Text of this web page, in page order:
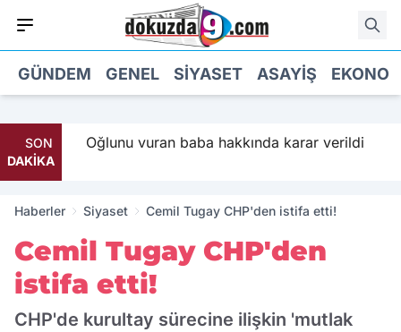
GÜNDEM GENEL SIYASET ASAYIŞ
SON
DAKİKA
Parti Oğlunu vuran baba hakkında karar verildi
Haberler Siyaset Cemil Tugay CHP'den istifa etti!
Cemil Tugay CHP'den
istifa etti!
CHP'de kurultay sürecine ilişkin 'mutlak